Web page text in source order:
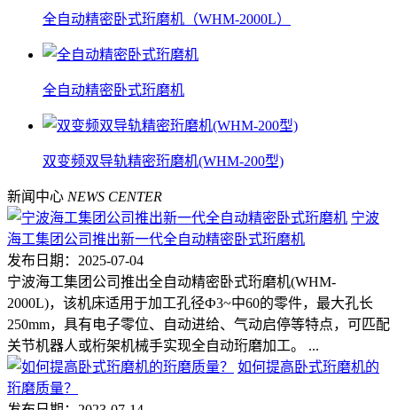
全自动精密卧式珩磨机（WHM-2000L）
全自动精密卧式珩磨机
双变频双导轨精密珩磨机(WHM-200型)
新闻中心 NEWS CENTER
宁波
海工集团公司推出新一代全自动精密卧式珩磨机
发布日期：2025-07-04
宁波海工集团公司推出全自动精密卧式珩磨机(WHM-
2000L)，该机床适用于加工孔径Ф3~中60的零件，最大孔长
250mm，具有电子零位、自动进给、气动启停等特点，可匹配
关节机器人或桁架机械手实现全自动珩磨加工。 ...
如何提高卧式珩磨机的
珩磨质量？